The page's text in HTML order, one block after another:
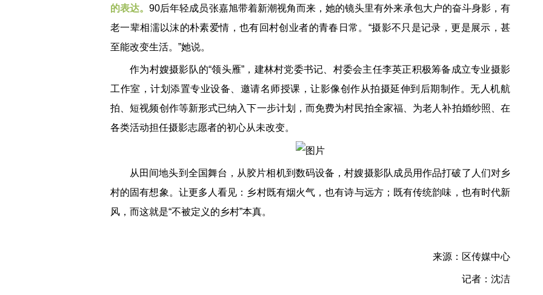
的表达。90后年轻成员张嘉旭带着新潮视角而来，她的镜头里有外来承包大户的奋斗身影，有
老一辈相濡以沫的朴素爱情，也有回村创业者的青春日常。“摄影不只是记录，更是展示，甚
至能改变生活。”她说。
作为村嫂摄影队的“领头雁”，建林村党委书记、村委会主任李英正积极筹备成立专业摄影
工作室，计划添置专业设备、邀请名师授课，让影像创作从拍摄延伸到后期制作。无人机航
拍、短视频创作等新形式已纳入下一步计划，而免费为村民拍全家福、为老人补拍婚纱照、在
各类活动担任摄影志愿者的初心从未改变。
从田间地头到全国舞台，从胶片相机到数码设备，村嫂摄影队成员用作品打破了人们对乡
村的固有想象。让更多人看见：乡村既有烟火气，也有诗与远方；既有传统韵味，也有时代新
风，而这就是“不被定义的乡村”本真。
来源：区传媒中心
记者：沈洁